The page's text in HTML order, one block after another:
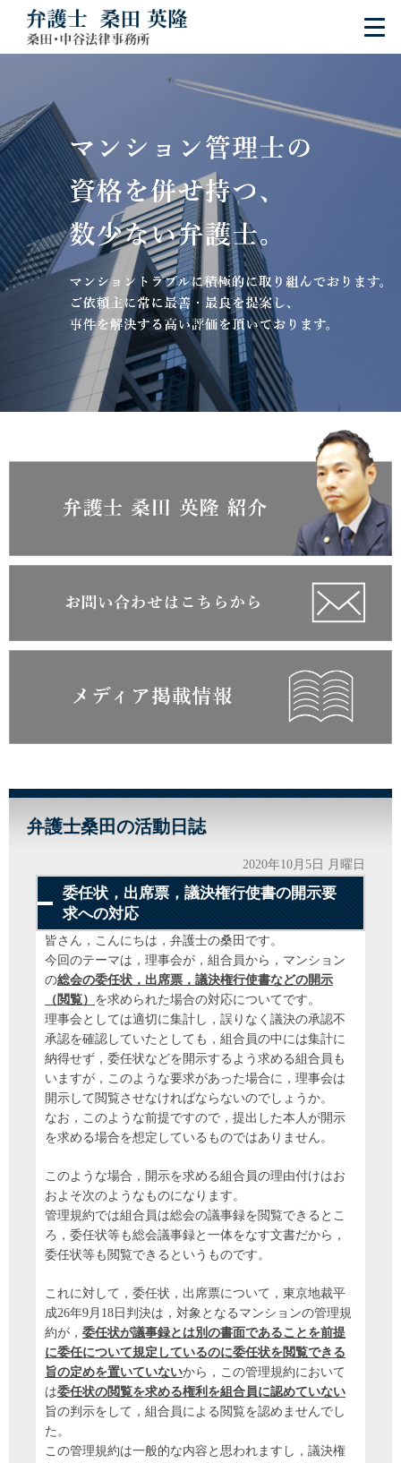
弁護士桑田の活動日誌
2020年10月5日 月曜日
委任状，出席票，議決権行使書の開示要
求への対応
皆さん，こんにちは，弁護士の桑田です。
今回のテーマは，理事会が，組合員から，マンション
の総会の委任状，出席票，議決権行使書などの開示
（閲覧） を求められた場合の対応についてです。
理事会としては適切に集計し，誤りなく議決の承認不
承認を確認していたとしても，組合員の中には集計に
納得せず，委任状などを開示するよう求める組合員も
いますが，このような要求があった場合に，理事会は
開示して閲覧させなければならないのでしょうか。
なお，このような前提ですので，提出した本人が開示
を求める場合を想定しているものではありません。
このような場合，開示を求める組合員の理由付けはお
およそ次のようなものになります。
管理規約では組合員は総会の議事録を閲覧できるとこ
ろ，委任状等も総会議事録と一体をなす文書だから，
委任状等も閲覧できるというものです。
これに対して，委任状，出席票について，東京地裁平
成26年9月18日判決は，対象となるマンションの管理規
約が， 委任状が議事録とは別の書面であることを前提
に委任について規定しているのに委任状を閲覧できる
旨の定めを置いていないから，この管理規約において
は委任状の閲覧を求める権利を組合員に認めていない
旨の判示をして，組合員による閲覧を認めませんでし
た。
この管理規約は一般的な内容と思われますし，議決権